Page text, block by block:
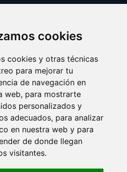
cookies
cookies y otras técnicas
para mejorar tu
de navegación en
web, para mostrarte
personalizados y
adecuados, para analizar
en nuestra web y para
de donde llegan
visitantes.
preferences
comprabarato.es